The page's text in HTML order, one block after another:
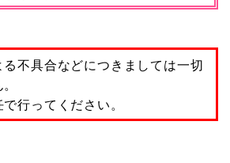
る不具合などにつきましては一切
行ってください。